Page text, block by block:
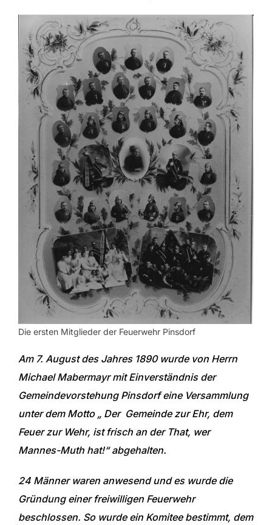
Die ersten Mitglieder der Feuerwehr Pinsdorf
Am 7. August des Jahres 1890 wurde von Herrn
Michael Mabermayr mit Einverständnis der
Gemeindevorstehung Pinsdorf eine Versammlung
unter dem Motto „ Der Gemeinde zur Ehr, dem
Feuer zur Wehr, ist frisch an der That, wer
Mannes-Muth hat!“ abgehalten.
24 Männer waren anwesend und es wurde die
Gründung einer freiwilligen Feuerwehr
beschlossen. So wurde ein Komitee bestimmt, dem